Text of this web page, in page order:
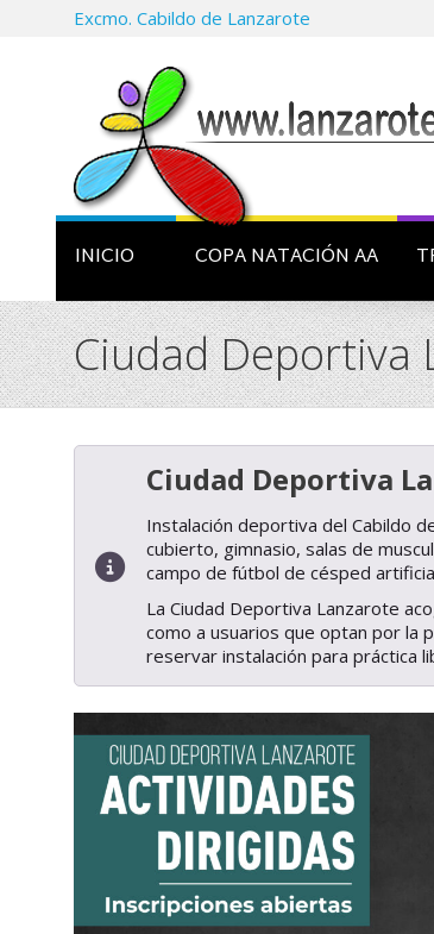
Excmo. Cabildo de Lanzarote
INICIO COPA NATACIÓN AA
Ciudad Deportiva
Ciudad Deportiva
Instalación deportiva del Cabildo
cubierto, gimnasio, salas de
campo de fútbol de césped
La Ciudad Deportiva Lanzarote
como a usuarios que optan por la
reservar instalación para práctica